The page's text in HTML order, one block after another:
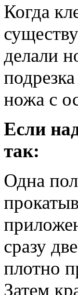
Когда
делали
ножа с
Если
так:
Одна
сразу
плотно
Затем